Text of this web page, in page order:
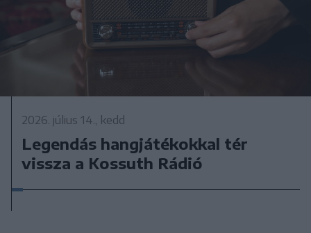
2026. július 14., kedd
Legendás hangjátékokkal tér
vissza a Kossuth Rádió